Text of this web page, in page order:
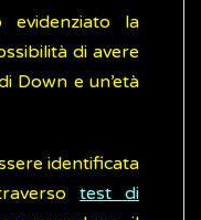
evidenziato la
di avere
Down e un’età
identificata
test di